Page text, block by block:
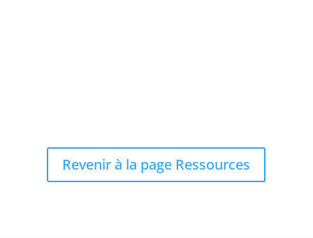
Revenir à la page Ressources